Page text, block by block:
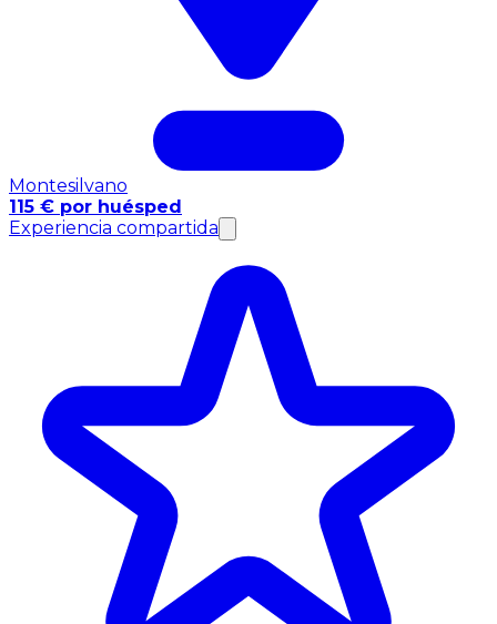
Montesilvano
115 € por huésped
Experiencia compartida